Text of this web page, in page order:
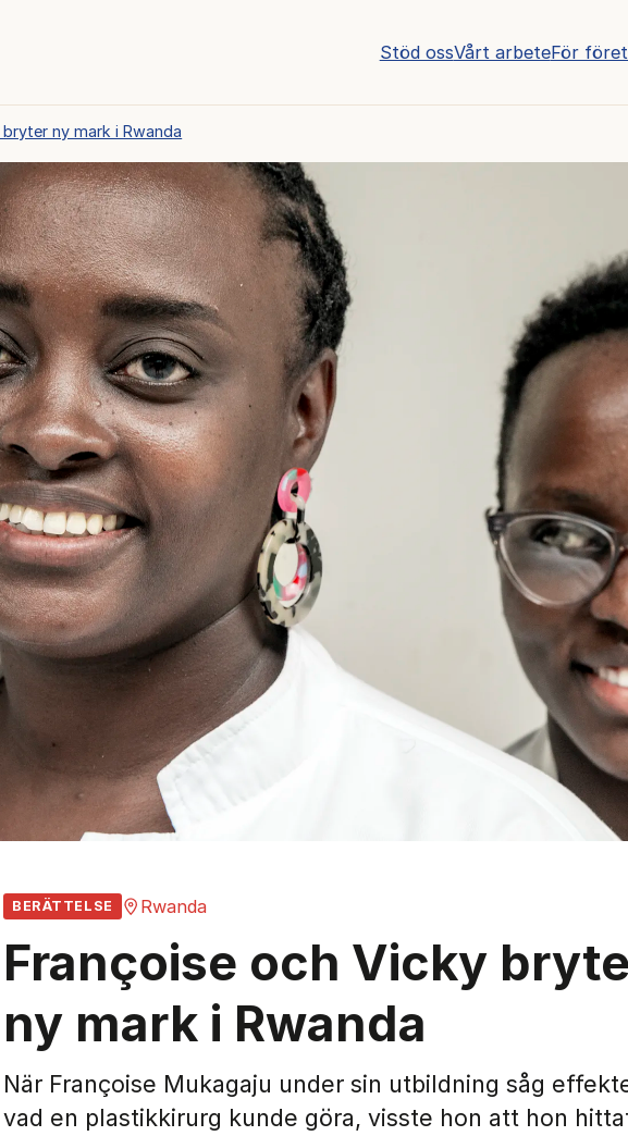
Stöd ossVårt arbeteFör
ny mark i Rwanda
Françoise och Vicky
ny mark i Rwanda
BERÄTTELSE Rwanda
När Françoise Mukagaju under sin utbildning såg
vad en plastikkirurg kunde göra, visste hon att hon